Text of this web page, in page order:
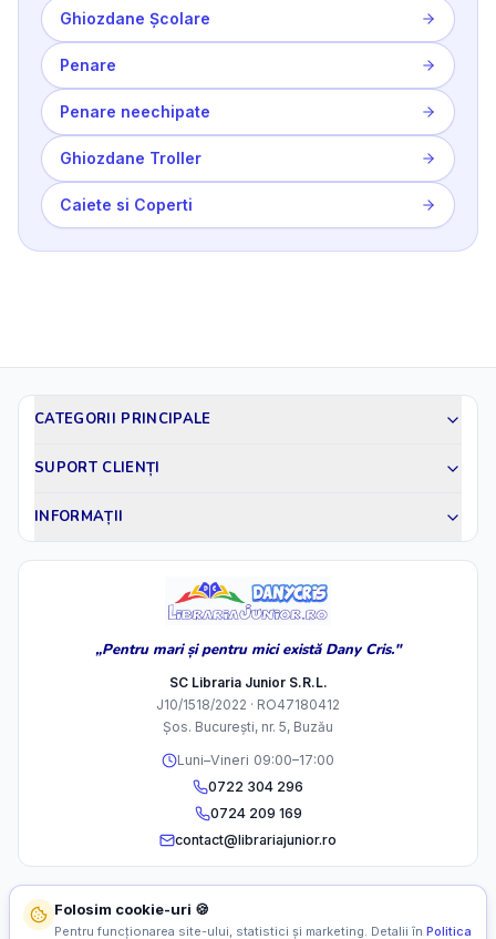
Ghiozdane Școlare
Penare
Penare neechipate
Ghiozdane Troller
Caiete si Coperti
CATEGORII PRINCIPALE
SUPORT CLIENȚI
INFORMAȚII
„Pentru mari și pentru mici există Dany Cris."
SC Libraria Junior S.R.L.
J10/1518/2022 · RO47180412
Șos. București, nr. 5, Buzău
Luni–Vineri 09:00–17:00
0722 304 296
0724 209 169
contact@librariajunior.ro
Folosim cookie-uri 🍪
Pentru funcționarea site-ului, statistici și marketing. Detalii în Politica